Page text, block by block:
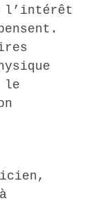
l’intérêt
le